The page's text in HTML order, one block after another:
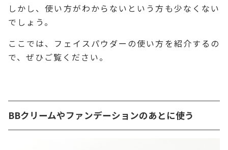
しかし、使い方がわからないという方も少なくない
でしょう。
ここでは、フェイスパウダーの使い方を紹介するの
で、ぜひご覧ください。
BBクリームやファンデーションのあとに使う